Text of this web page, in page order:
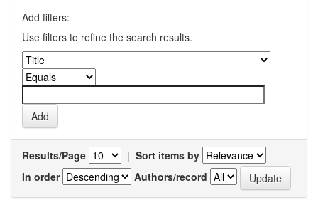
Add filters:
Use filters to refine the search results.
Results/Page | Sort items by
In order
Authors/record